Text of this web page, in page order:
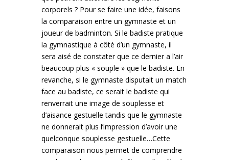
corporels ? Pour se faire une idée, faisons
la comparaison entre un gymnaste et un
joueur de badminton. Si le badiste pratique
la gymnastique à côté d’un gymnaste, il
sera aisé de constater que ce dernier a l’air
beaucoup plus « souple » que le badiste. En
revanche, si le gymnaste disputait un match
face au badiste, ce serait le badiste qui
renverrait une image de souplesse et
d’aisance gestuelle tandis que le gymnaste
ne donnerait plus l’impression d’avoir une
quelconque souplesse gestuelle…Cette
comparaison nous permet de comprendre